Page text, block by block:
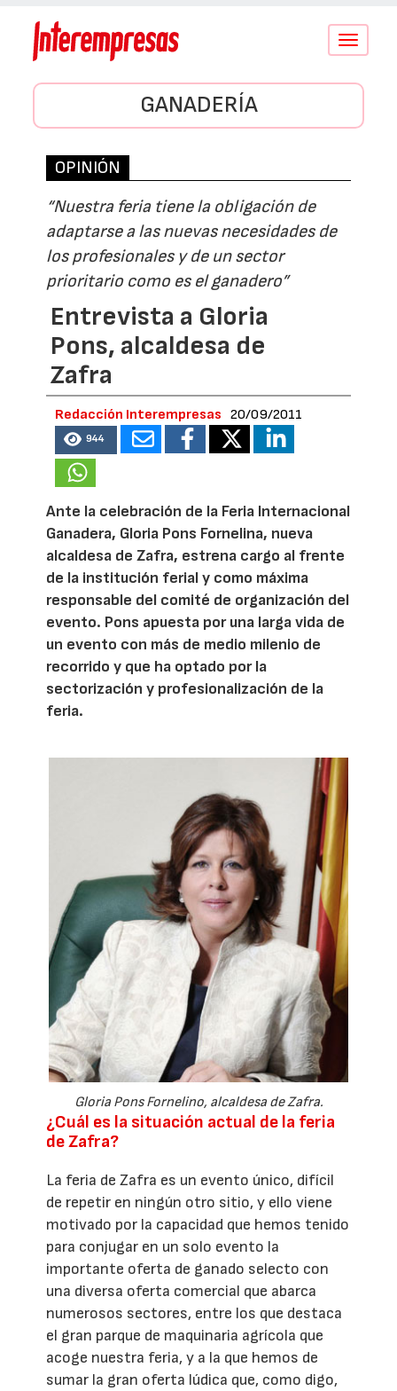
Conmutar
GANADERÍA
OPINIÓN
“Nuestra feria tiene la obligación de
adaptarse a las nuevas necesidades de
los profesionales y de un sector
prioritario como es el ganadero”
Entrevista a Gloria
Pons, alcaldesa de
Zafra
Redacción Interempresas 20/09/2011
944
Ante la celebración de la Feria Internacional
Ganadera, Gloria Pons Fornelina, nueva
alcaldesa de Zafra, estrena cargo al frente
de la institución ferial y como máxima
responsable del comité de organización del
evento. Pons apuesta por una larga vida de
un evento con más de medio milenio de
recorrido y que ha optado por la
sectorización y profesionalización de la
feria.
Gloria Pons Fornelino, alcaldesa de Zafra.
¿Cuál es la situación actual de la feria
de Zafra?
La feria de Zafra es un evento único, difícil
de repetir en ningún otro sitio, y ello viene
motivado por la capacidad que hemos tenido
para conjugar en un solo evento la
importante oferta de ganado selecto con
una diversa oferta comercial que abarca
numerosos sectores, entre los que destaca
el gran parque de maquinaria agrícola que
acoge nuestra feria, y a la que hemos de
sumar la gran oferta lúdica que, como digo,